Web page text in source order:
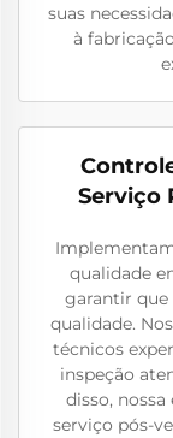
suas
à
Serviço
qualidade
garantir que
qualidade.
técnicos
inspeção
disso,
serviço pós-